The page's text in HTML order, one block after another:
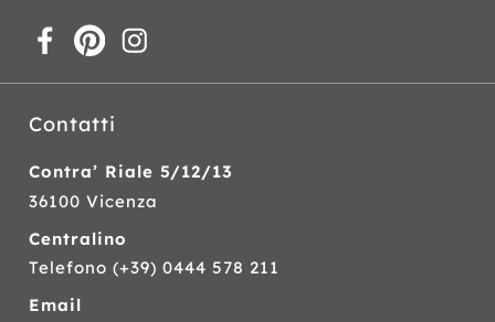
Contatti
Contra’ Riale 5/12/13
36100 Vicenza
Centralino
Telefono(+39) 0444 578 211
Email